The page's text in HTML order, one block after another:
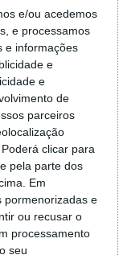
e/ou acedemos
e processamos
e informações
e
e
de
parceiros
clicar para
pela parte dos
Em
pormenorizadas e
ou recusar o
processamento
seu